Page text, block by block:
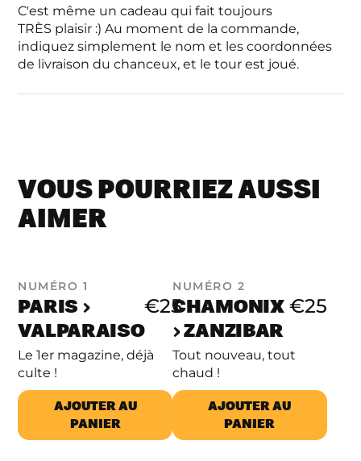
C'est même un cadeau qui fait toujours
TRÈS plaisir :) Au moment de la commande,
indiquez simplement le nom et les coordonnées
de livraison du chanceux, et le tour est joué.
VOUS POURRIEZ AUSSI
AIMER
NUMÉRO 1
PARIS ›
VALPARAISO
€25
Le 1er magazine, déjà
culte !
AJOUTER AU
PANIER
NUMÉRO 2
CHAMONIX
› ZANZIBAR
€25
Tout nouveau, tout
chaud !
AJOUTER AU
PANIER